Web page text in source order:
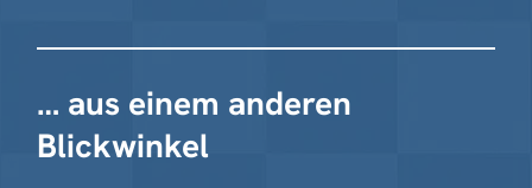
… aus einem anderen
Blickwinkel